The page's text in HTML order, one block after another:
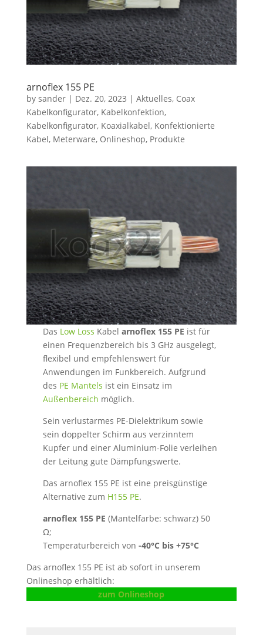
arnoflex 155 PE
by sander| Dez. 20, 2023 | Aktuelles, Coax
Kabelkonfigurator, Kabelkonfektion,
Kabelkonfigurator, Koaxialkabel, Konfektionierte
Kabel, Meterware, Onlineshop, Produkte
Das Low Loss Kabelarnoflex 155 PE ist für
einen Frequenzbereich bis 3 GHz ausgelegt,
flexibel und empfehlenswert für
Anwendungen im Funkbereich. Aufgrund
des PE Mantels ist ein Einsatz im
Außenbereich möglich.
Sein verlustarmes PE-Dielektrikum sowie
sein doppelter Schirm aus verzinntem
Kupfer und einer Aluminium-Folie verleihen
der Leitung gute Dämpfungswerte.
Das arnoflex 155 PE ist eine preisgünstige
Alternative zum H155 PE.
arnoflex 155 PE (Mantelfarbe: schwarz) 50
Ω;
Temperaturbereich von-40°C bis +75°C
Das arnoflex 155 PE ist ab sofort in unserem
Onlineshop erhältlich:
zum Onlineshop